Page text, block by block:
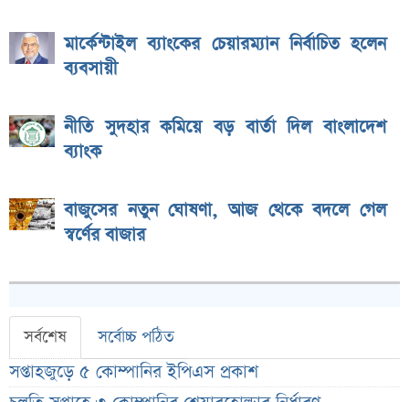
মার্কেন্টাইল ব্যাংকের চেয়ারম্যান নির্বাচিত হলেন
ব্যবসায়ী
নীতি সুদহার কমিয়ে বড় বার্তা দিল বাংলাদেশ
ব্যাংক
বাজুসের নতুন ঘোষণা, আজ থেকে বদলে গেল
স্বর্ণের বাজার
সর্বশেষ সর্বোচ্চ পঠিত
সপ্তাহজুড়ে ৫ কোম্পানির ইপিএস প্রকাশ